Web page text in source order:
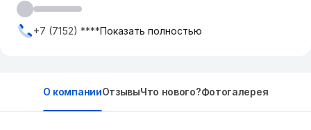
+7 (7152) ****Показать полностью
О компанииОтзывыЧто нового?Фотогалерея